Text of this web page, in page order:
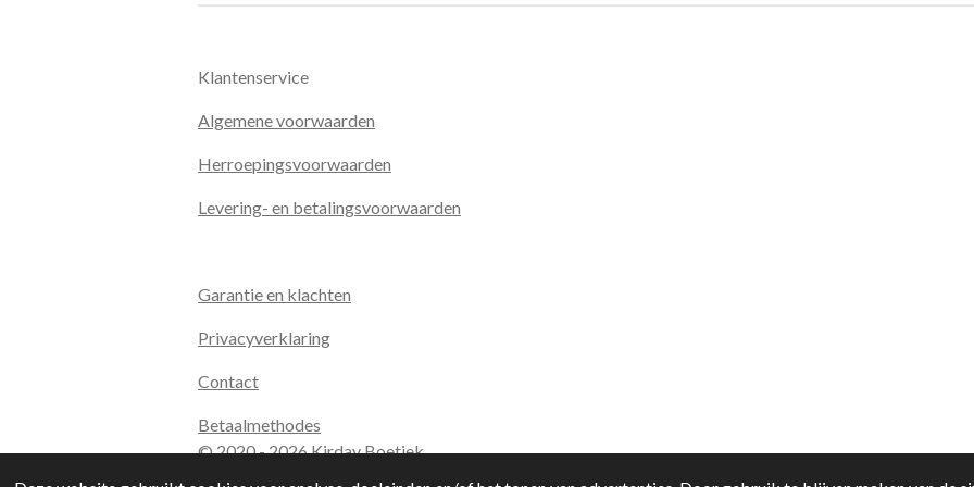
Klantenservice
Algemene voorwaarden
Herroepingsvoorwaarden
Levering- en betalingsvoorwaarden
Garantie en klachten
Privacyverklaring
Contact
Betaalmethodes
© 2020 - 2026 Kirday Boetiek